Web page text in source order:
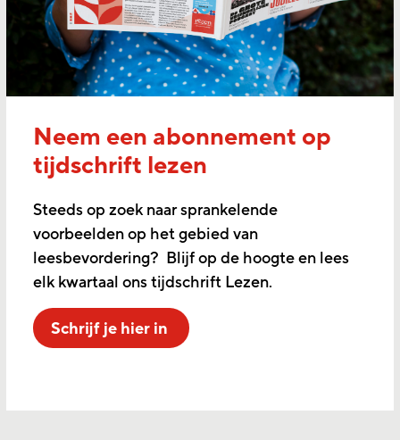
Neem een abonnement op
tijdschrift lezen
Steeds op zoek naar sprankelende
voorbeelden op het gebied van
leesbevordering? Blijf op de hoogte en lees
elk kwartaal ons tijdschrift Lezen.
Schrijf je hier in